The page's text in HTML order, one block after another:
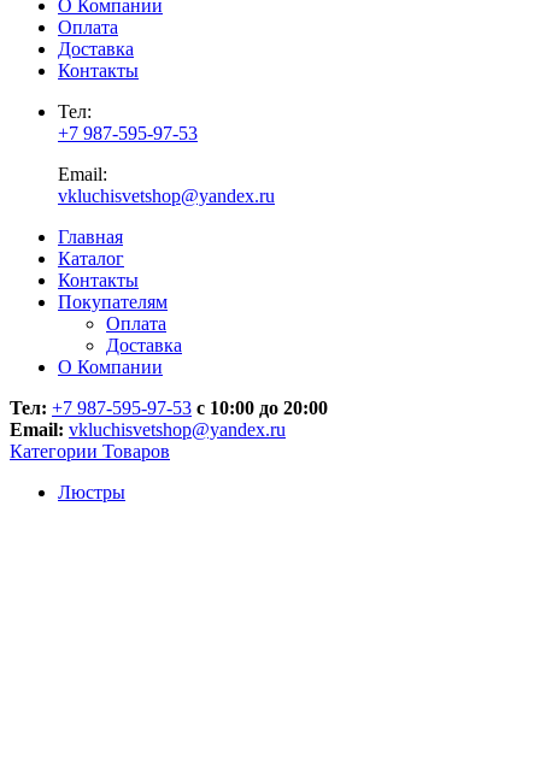
О Компании
Оплата
Доставка
Контакты
Тел:
+7 987-595-97-53
Email:
vkluchisvetshop@yandex.ru
Главная
Каталог
Контакты
Покупателям
Оплата
Доставка
О Компании
Тел: +7 987-595-97-53 с 10:00 до 20:00
Email: vkluchisvetshop@yandex.ru
Категории Товаров
Люстры